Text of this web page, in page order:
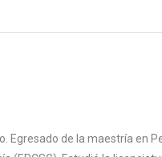
Egresado de la maestría en